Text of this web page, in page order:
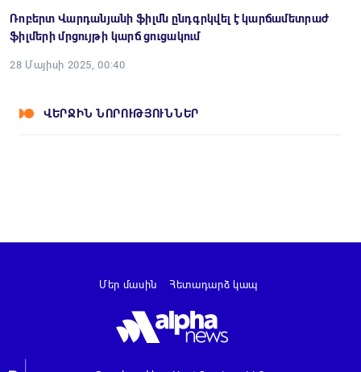
Ռոբերտ Վարդանյանի ֆիլմն ընդգրկվել է կարճամետրաժ
ֆիլմերի մրցույթի կարճ ցուցակում
28 Մայիսի 2025, 00:40
ՎԵՐՋԻՆ ՆՈՐՈՒԹՅՈՒՆՆԵՐ
Մեր մասին Հետադարձ կապ